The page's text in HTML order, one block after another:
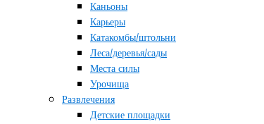
Каньоны
Карьеры
Катакомбы/штольни
Леса/деревья/сады
Места силы
Урочища
Развлечения
Детские площадки